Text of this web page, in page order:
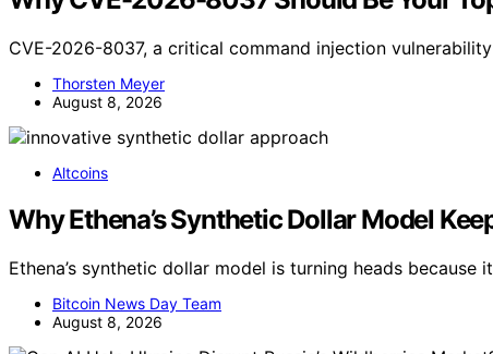
CVE-2026-8037, a critical command injection
Thorsten Meyer
August 8, 2026
Altcoins
Why Ethena’s Synthetic Dollar Model
Ethena’s synthetic dollar model is turning heads because
Bitcoin News Day Team
August 8, 2026